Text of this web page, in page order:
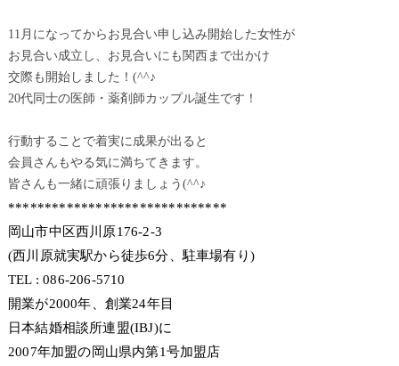
11月になってからお見合い申し込み開始した女性が
お見合い成立し、お見合いにも関西まで出かけ
交際も開始しました！(^^♪
20代同士の医師・薬剤師カップル誕生です！
行動することで着実に成果が出ると
会員さんもやる気に満ちてきます。
皆さんも一緒に頑張りましょう(^^♪
******************************
岡山市中区西川原176-2-3
(西川原就実駅から徒歩6分、駐車場有り)
TEL : 086-206-5710
開業が2000年、創業24年目
日本結婚相談所連盟(IBJ)に
2007年加盟の岡山県内第1号加盟店